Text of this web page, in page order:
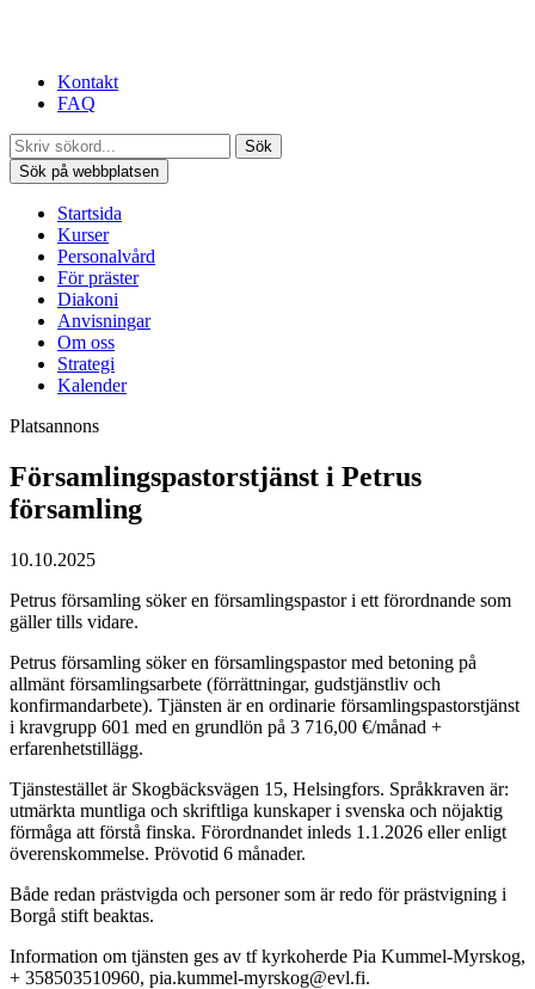
Kontakt
FAQ
Sök
Sök på webbplatsen
Startsida
Kurser
Personalvård
För präster
Diakoni
Anvisningar
Om oss
Strategi
Kalender
Platsannons
Församlingspastorstjänst i Petrus
församling
10.10.2025
Petrus församling söker en församlingspastor i ett förordnande som
gäller tills vidare.
Petrus församling söker en församlingspastor med betoning på
allmänt församlingsarbete (förrättningar, gudstjänstliv och
konfirmandarbete). Tjänsten är en ordinarie församlingspastorstjänst
i kravgrupp 601 med en grundlön på 3 716,00 €/månad +
erfarenhetstillägg.
Tjänstestället är Skogbäcksvägen 15, Helsingfors. Språkkraven är:
utmärkta muntliga och skriftliga kunskaper i svenska och nöjaktig
förmåga att förstå finska. Förordnandet inleds 1.1.2026 eller enligt
överenskommelse. Prövotid 6 månader.
Både redan prästvigda och personer som är redo för prästvigning i
Borgå stift beaktas.
Information om tjänsten ges av tf kyrkoherde Pia Kummel-Myrskog,
+ 358503510960, pia.kummel-myrskog@evl.fi.